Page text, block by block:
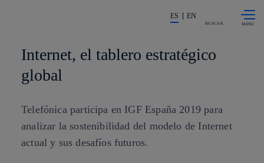
La acción en accionistas e
ES EN
BUSCAR
Internet, el tablero estratégico
global
Telefónica participa en IGF España 2019 para
analizar la sostenibilidad del modelo de Internet
actual y sus desafíos futuros.